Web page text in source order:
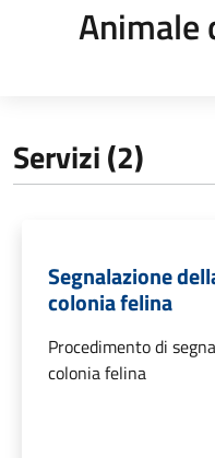
Animale
Servizi (2)
Segnalazione
colonia felina
Procedimento di
colonia felina